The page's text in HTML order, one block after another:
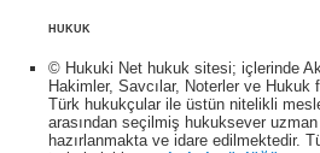
HUKUK
© Hukuki Net hukuk sitesi; içlerinde
Hakimler, Savcılar, Noterler ve
Türk hukukçular ile üstün nitelikli
arasından seçilmiş hukuksever
hazırlanmakta ve idare edilmektedir.